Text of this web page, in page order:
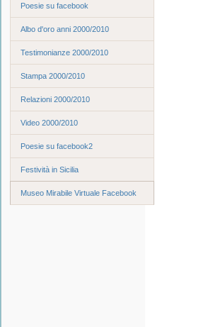
Poesie su facebook
Albo d'oro anni 2000/2010
Testimonianze 2000/2010
Stampa 2000/2010
Relazioni 2000/2010
Video 2000/2010
Poesie su facebook2
Festività in Sicilia
Museo Mirabile Virtuale Facebook